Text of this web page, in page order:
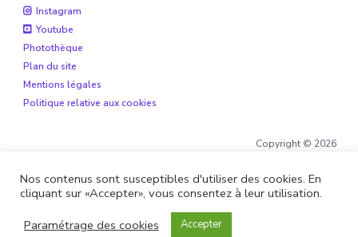
Instagram
Youtube
Photothèque
Plan du site
Mentions légales
Politique relative aux cookies
Copyright © 2026
Nos contenus sont susceptibles d'utiliser des cookies. En
cliquant sur «Accepter», vous consentez à leur utilisation.
Paramétrage des cookies
Accepter